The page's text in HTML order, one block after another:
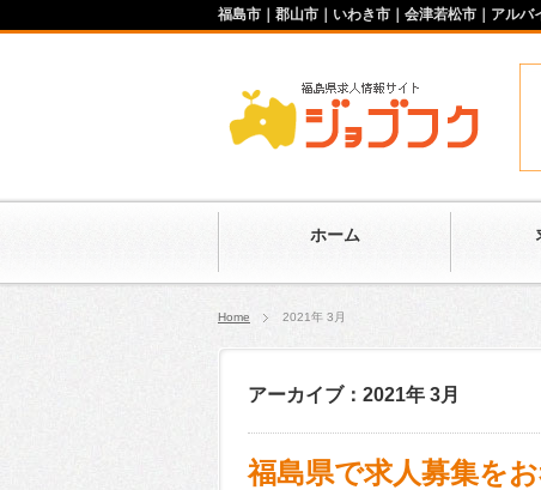
ホーム
福島市｜郡山市｜いわき市｜会津若松市｜アル
Home 2021年 3月
アーカイブ：2021年 3月
福島県で求人募集を